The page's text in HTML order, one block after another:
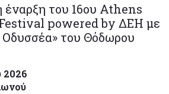
έναρξη του 16ου Athens
powered by ΔΕΗ με
του Θόδωρου
2026